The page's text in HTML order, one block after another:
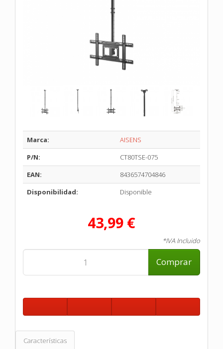
Marca:
AISENS
P/N:
CT80TSE-075
EAN:
8436574704846
Disponibilidad:
Disponible
43,99 €
*IVA Incluido
Comprar
Características